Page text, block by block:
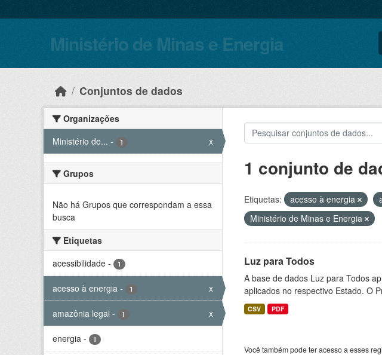
Ministério de Minas e Energia
Conjuntos de dados
Organizações
Ministério de... - 1 x
Grupos
Não há Grupos que correspondam a essa
busca
Etiquetas
acessibilidade - 1
acesso à energia - 1 x
amazônia legal - 1 x
energia - 1
1 conjunto de
Etiquetas: acesso à energia
Ministério de Minas e Energia
Luz para Todos
A base de dados Luz para Todos
aplicados no respectivo Estado. O
CSV PDF
Você também pode ter acesso a esses